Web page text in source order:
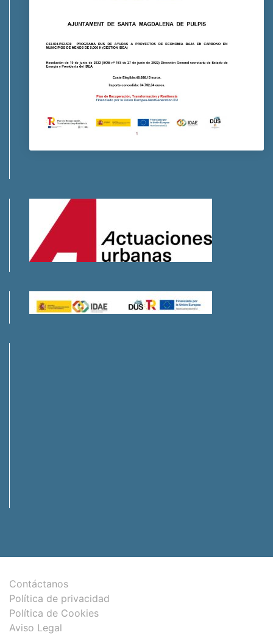
Contáctanos
Política de privacidad
Política de Cookies
Aviso Legal